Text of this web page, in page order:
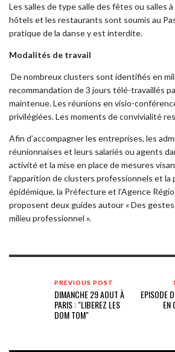
Les salles de type salle des fêtes ou salles
hôtels et les restaurants sont soumis au
pratique de la danse y est interdite.
Modalités de travail
De nombreux clusters sont identifiés en
recommandation de 3 jours télé-travaillés
maintenue. Les réunions en visio-
privilégiées. Les moments de convivialité
Afin d’accompagner les entreprises, les
réunionnaises et leurs salariés ou agents
activité et la mise en place de mesures
l’apparition de clusters professionnels et la
épidémique, la Préfecture et l’Agence
proposent deux guides autour « Des
milieu professionnel ».
PREVIOUS POST
DIMANCHE 29 AOUT À
PARIS : "LIBEREZ LES
DOM TOM"
EPISODE
EN